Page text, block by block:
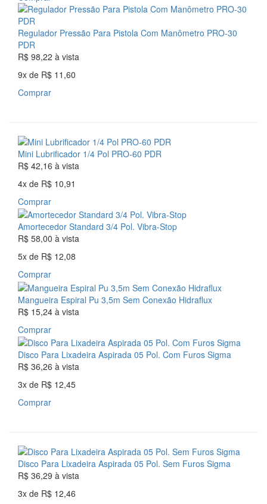
Regulador Pressão Para Pistola Com Manômetro PRO-30
PDR
R$ 98,22 à vista
9x de R$ 11,60
Comprar
Mini Lubrificador 1/4 Pol PRO-60 PDR
R$ 42,16 à vista
4x de R$ 10,91
Comprar
Amortecedor Standard 3/4 Pol. Vibra-Stop
R$ 58,00 à vista
5x de R$ 12,08
Comprar
Mangueira Espiral Pu 3,5m Sem Conexão Hidraflux
R$ 15,24 à vista
Comprar
Disco Para Lixadeira Aspirada 05 Pol. Com Furos Sigma
R$ 36,26 à vista
3x de R$ 12,45
Comprar
Disco Para Lixadeira Aspirada 05 Pol. Sem Furos Sigma
R$ 36,29 à vista
3x de R$ 12,46